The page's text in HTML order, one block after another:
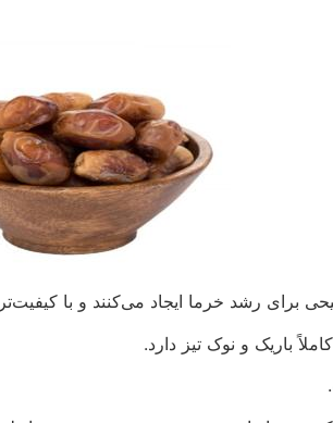
رشد خرما ایجاد می‌کنند و با
باریک و نوک تیز دارد.